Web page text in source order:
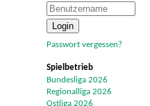
Passwort vergessen?
Spielbetrieb
Bundesliga 2026
Regionalliga 2026
Ostliga 2026